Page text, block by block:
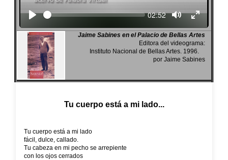
Seek Current
02:52
Jaime Sabines en el Palacio de Bellas Artes
Editora del videograma:
Instituto Nacional de Bellas Artes. 1996.
por Jaime Sabines
Tu cuerpo está a mi lado...
Tu cuerpo está a mi lado
fácil, dulce, callado.
Tu cabeza en mi pecho se arrepiente
con los ojos cerrados